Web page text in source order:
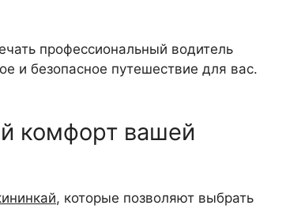
профессиональный водитель
и безопасное путешествие для вас.
комфорт вашей
, которые позволяют выбрать